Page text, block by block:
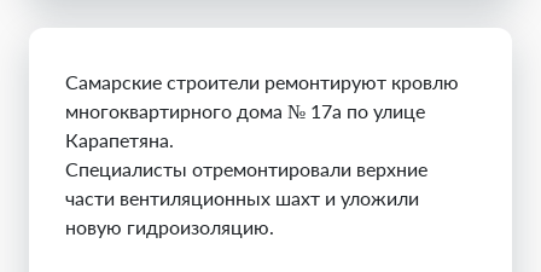
Самарские строители ремонтируют кровлю
многоквартирного дома № 17а по улице
Карапетяна.
Специалисты отремонтировали верхние
части вентиляционных шахт и уложили
новую гидроизоляцию.